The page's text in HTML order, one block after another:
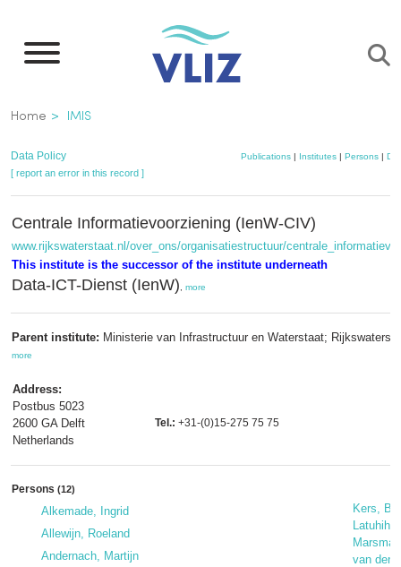
main
Breadcrumb
Home IMIS
Data Policy Publications| Institutes| Persons|
[ report an error in this record ]
Centrale Informatievoorziening (IenW-CIV)
www.rijkswaterstaat.nl/over_ons/organisatiestructuur/
This institute is the successor of the institute underneath
Data-ICT-Dienst (IenW) more
Parent institute: Ministerie van Infrastructuur en Waterstaat;
more
Address:
Postbus 5023
2600 GA Delft
Netherlands
Tel.: +31-(0)15-275 75 75
Persons (12)
Alkemade, Ingrid
Allewijn, Roeland
Andernach, Martijn
Kers,
van den